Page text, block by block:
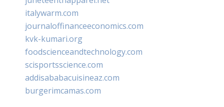
italywarm.com
journaloffinanceeconomics.com
kvk-kumari.org
foodscienceandtechnology.com
scisportsscience.com
addisababacuisineaz.com
burgerimcamas.com